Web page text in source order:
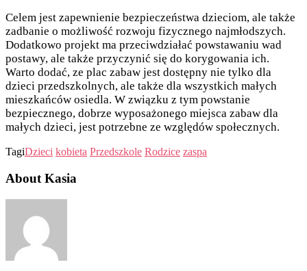
Celem jest zapewnienie bezpieczeństwa dzieciom, ale także
zadbanie o możliwość rozwoju fizycznego najmłodszych.
Dodatkowo projekt ma przeciwdziałać powstawaniu wad
postawy, ale także przyczynić się do korygowania ich.
Warto dodać, ze plac zabaw jest dostępny nie tylko dla
dzieci przedszkolnych, ale także dla wszystkich małych
mieszkańców osiedla. W związku z tym powstanie
bezpiecznego, dobrze wyposażonego miejsca zabaw dla
małych dzieci, jest potrzebne ze względów społecznych.
TagiDzieci kobieta Przedszkole Rodzice zaspa
About Kasia